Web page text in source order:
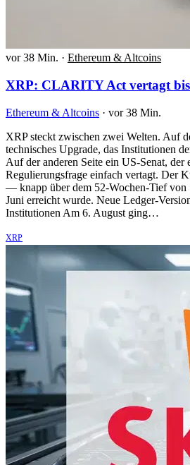
vor 38 Min. · Ethereum & Altcoins
XRP: CLARITY Act vertagt bis
Ethereum & Altcoins · vor 38 Min.
XRP steckt zwischen zwei Welten. Auf
technisches Upgrade, das Institutionen
Auf der anderen Seite ein US-Senat, der
Regulierungsfrage einfach vertagt. Der
— knapp über dem 52-Wochen-Tief von
Juni erreicht wurde. Neue Ledger-
Institutionen Am 6. August ging…
XRP